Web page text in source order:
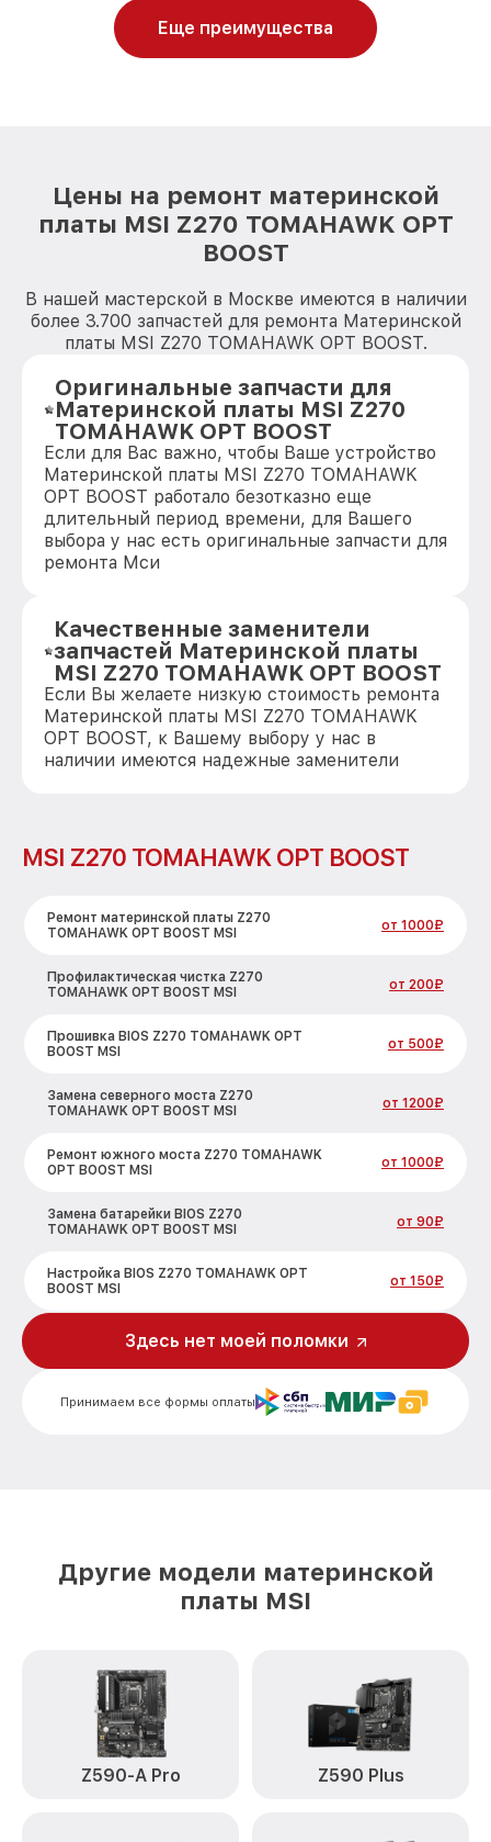
Еще преимущества
Цены на ремонт материнской
платы MSI Z270 TOMAHAWK OPT
BOOST
В нашей мастерской в Москве имеются в наличии
более 3.700 запчастей для ремонта Материнской
платы MSI Z270 TOMAHAWK OPT BOOST.
Оригинальные запчасти для
Материнской платы MSI Z270
TOMAHAWK OPT BOOST
Если для Вас важно, чтобы Ваше устройство
Материнской платы MSI Z270 TOMAHAWK
OPT BOOST работало безотказно еще
длительный период времени, для Вашего
выбора у нас есть оригинальные запчасти для
ремонта Мси
Качественные заменители
запчастей Материнской платы
MSI Z270 TOMAHAWK OPT BOOST
Если Вы желаете низкую стоимость ремонта
Материнской платы MSI Z270 TOMAHAWK
OPT BOOST, к Вашему выбору у нас в
наличии имеются надежные заменители
MSI Z270 TOMAHAWK OPT BOOST
Ремонт материнской платы Z270
TOMAHAWK OPT BOOST MSI
от 1000₽
Профилактическая чистка Z270
TOMAHAWK OPT BOOST MSI
от 200₽
Прошивка BIOS Z270 TOMAHAWK OPT
BOOST MSI
от 500₽
Замена северного моста Z270
TOMAHAWK OPT BOOST MSI
от 1200₽
Ремонт южного моста Z270 TOMAHAWK
OPT BOOST MSI
от 1000₽
Замена батарейки BIOS Z270
TOMAHAWK OPT BOOST MSI
от 90₽
Настройка BIOS Z270 TOMAHAWK OPT
BOOST MSI
от 150₽
Принимаем все формы оплаты
Здесь нет моей поломки
Другие модели материнской
платы MSI
Z590-A Pro Z590 Plus